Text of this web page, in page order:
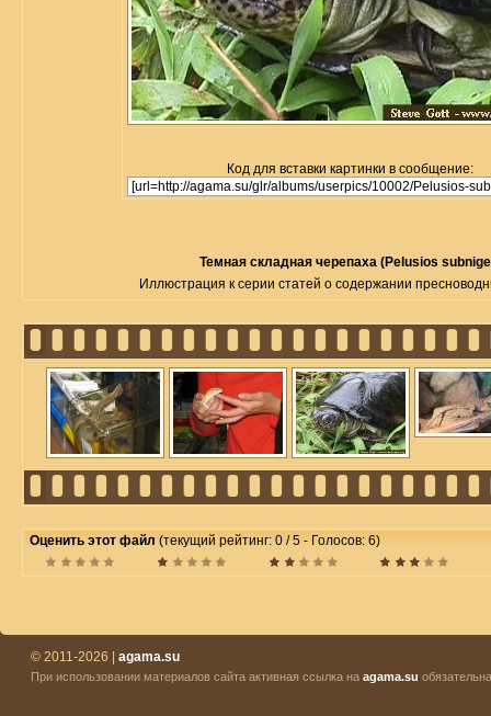
Код для вставки картинки в сообщение:
Темная складная черепаха (Pelusios
Иллюстрация к серии статей о содержании
Оценить этот файл (текущий рейтинг: 0 / 5 - Голосов: 6)
© 2011-2026 | agama.su
При использовании материалов сайта активная ссылка на agama.su